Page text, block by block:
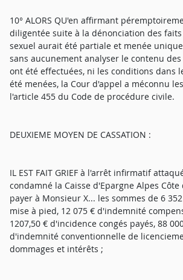
10° ALORS QU'en affirmant
diligentée suite à la dénonciation des
sexuel aurait été partiale et menée
sans aucunement analyser le contenu
ont été effectuées, ni les conditions dans
été menées, la Cour d'appel a méconnu
l'article 455 du Code de procédure civile.
DEUXIEME MOYEN DE CASSATION :
IL EST FAIT GRIEF à l'arrêt infirmatif
condamné la Caisse d'Epargne Alpes Côte
payer à Monsieur X... les sommes de 6
mise à pied, 12 075 € d'indemnité
1207,50 € d'incidence congés payés, 88
d'indemnité conventionnelle de
dommages et intérêts ;